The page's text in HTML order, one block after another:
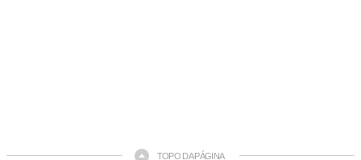
TOPO DA PÁGINA